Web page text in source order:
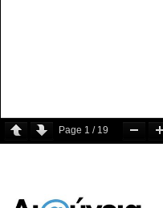
Page 1 / 19